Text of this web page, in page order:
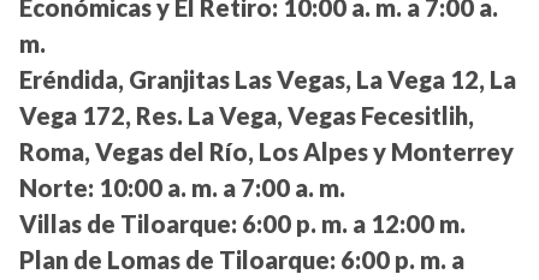
Económicas y El Retiro: 10:00 a. m. a 7:00 a.
m.
Eréndida, Granjitas Las Vegas, La Vega 12, La
Vega 172, Res. La Vega, Vegas Fecesitlih,
Roma, Vegas del Río, Los Alpes y Monterrey
Norte: 10:00 a. m. a 7:00 a. m.
Villas de Tiloarque: 6:00 p. m. a 12:00 m.
Plan de Lomas de Tiloarque: 6:00 p. m. a